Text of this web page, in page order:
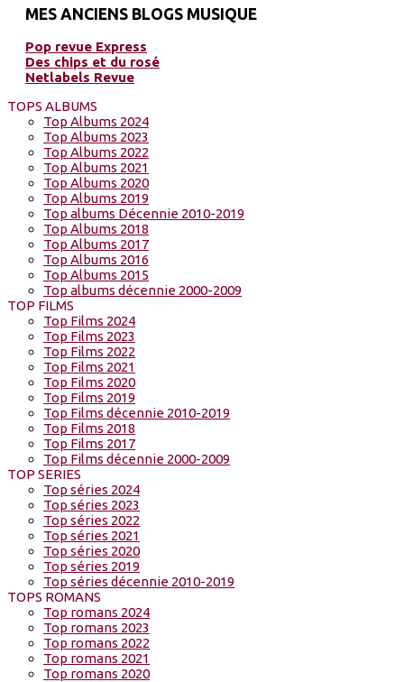
MES ANCIENS BLOGS MUSIQUE
Pop revue Express
Des chips et du rosé
Netlabels Revue
TOPS ALBUMS
Top Albums 2024
Top Albums 2023
Top Albums 2022
Top Albums 2021
Top Albums 2020
Top Albums 2019
Top albums Décennie 2010-2019
Top Albums 2018
Top Albums 2017
Top Albums 2016
Top Albums 2015
Top albums décennie 2000-2009
TOP FILMS
Top Films 2024
Top Films 2023
Top Films 2022
Top Films 2021
Top Films 2020
Top Films 2019
Top Films décennie 2010-2019
Top Films 2018
Top Films 2017
Top Films décennie 2000-2009
TOP SERIES
Top séries 2024
Top séries 2023
Top séries 2022
Top séries 2021
Top séries 2020
Top séries 2019
Top séries décennie 2010-2019
TOPS ROMANS
Top romans 2024
Top romans 2023
Top romans 2022
Top romans 2021
Top romans 2020